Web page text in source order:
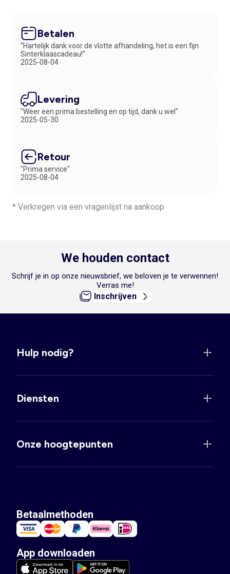
Betalen
“Hartelijk dank voor de vlotte afhandeling, het is een fijn
Sinterklaascadeau!“
2025-08-04
Levering
"Weer een prima bestelling en op tijd, dank u wel"
2025-05-30
Retour
"Prima service"
2025-08-04
* Verkregen via een vragenlijst na aankoop
We houden contact
Schrijf je in op onze nieuwsbrief, we beloven je te verwennen!
Verras me!
Inschrijven
Hulp nodig?
Diensten
Onze hoogtepunten
Betaalmethoden
App downloaden